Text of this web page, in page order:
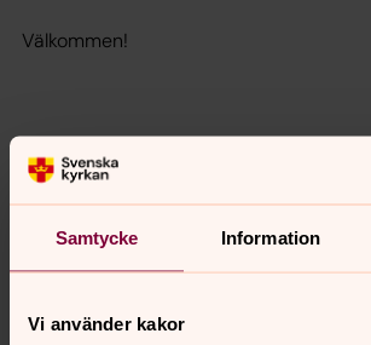
Samtycke Information
Vi använder kakor
Välkommen!
Senast ändrad 20 februari 2026
Synpunkter eller frågor på
innehåll?
tibro.pastorat@svenskakyrkan.se